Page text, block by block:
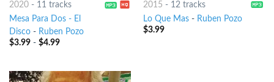
2020- 11 tracks
Mesa Para Dos - El
Disco- Ruben Pozo
$3.99- $4.99
2015 - 12 tracks
Lo Que Mas- Ruben Pozo
$3.99